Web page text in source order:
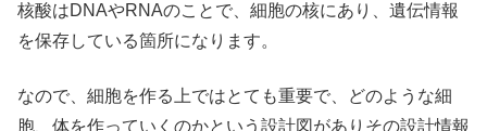
核酸はDNAやRNAのことで、細胞の核にあり、遺伝情報
を保存している箇所になります。
なので、細胞を作る上ではとても重要で、どのような細
胞、体を作っていくのかという設計図がありその設計情報